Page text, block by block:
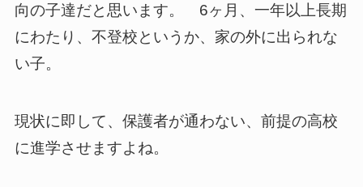
向の子達だと思います。 6ヶ月、一年以上長期
にわたり、不登校というか、家の外に出られな
い子。
現状に即して、保護者が通わない、前提の高校
に進学させますよね。